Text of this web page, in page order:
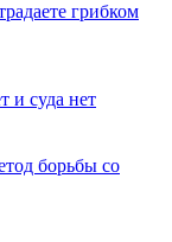
грибком
и суда нет
борьбы со